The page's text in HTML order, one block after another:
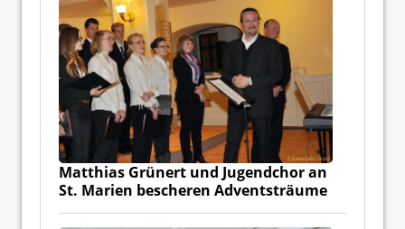
Matthias Grünert und Jugendchor an
St. Marien bescheren Adventsträume